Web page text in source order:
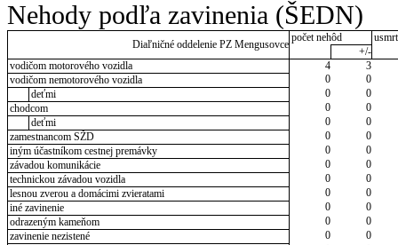
Nehody podľa zavinenia (ŠEDN)
Diaľničné oddelenie PZ Mengusovce
počet nehôd
+/-
vodičom motorového vozidla
4
3
vodičom nemotorového vozidla
0
0
deťmi
0
0
chodcom
0
0
deťmi
0
0
zamestnancom SŽD
0
0
iným účastníkom cestnej premávky
0
0
závadou komunikácie
0
0
technickou závadou vozidla
0
0
lesnou zverou a domácimi zvieratami
0
0
iné zavinenie
0
0
odrazeným kameňom
0
0
zavinenie nezistené
0
0